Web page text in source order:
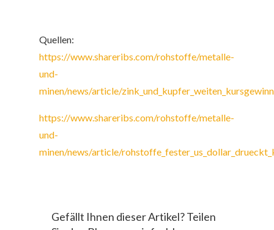
Quellen:
https://www.shareribs.com/rohstoffe/metalle-
und-
minen/news/article/
https://www.shareribs.com/rohstoffe/metalle-
und-
minen/news/article/
Gefällt Ihnen dieser Artikel? Teilen